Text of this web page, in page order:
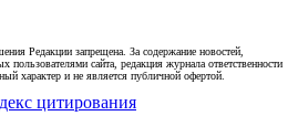
Редакции запрещена. За содержание новостей,
пользователями сайта, редакция журнала ответственности
характер и не является публичной офертой.